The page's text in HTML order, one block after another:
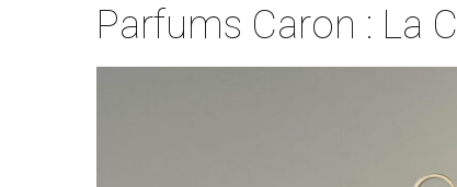
Parfums Caron : La